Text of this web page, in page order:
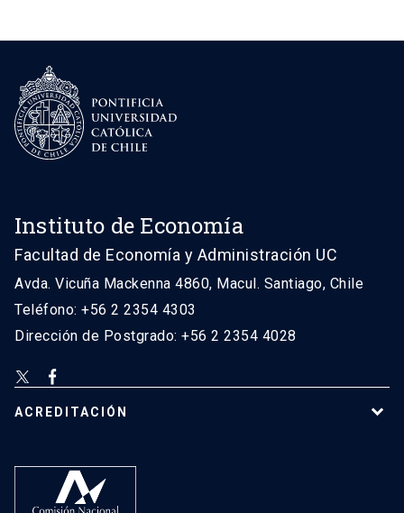
Instituto de Economía
Facultad de Economía y Administración UC
Avda. Vicuña Mackenna 4860, Macul. Santiago, Chile
Teléfono: +56 2 2354 4303
Dirección de Postgrado: +56 2 2354 4028
ACREDITACIÓN